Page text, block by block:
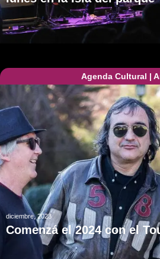
Agenda Cultural |
diciembre, 2023
Comenzá el 2024 con el